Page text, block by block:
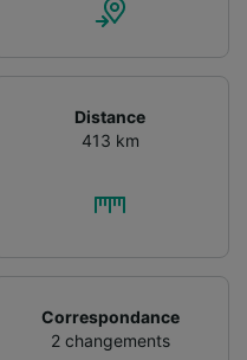
Distance
413 km
Correspondance
2 changements